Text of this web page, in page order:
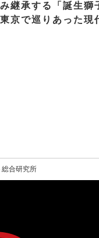
継承する「誕生獅
京で巡りあった現
合研究所